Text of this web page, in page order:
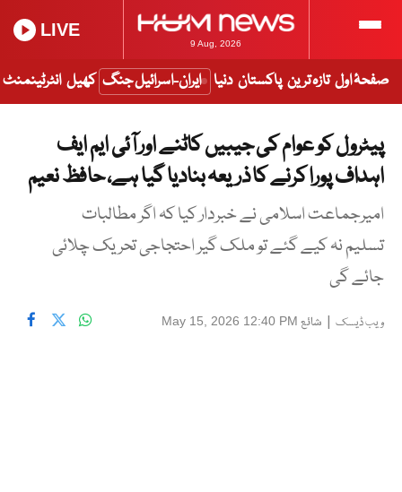
9 Aug, 2026
LIVE
صفحۂ اول تازہ ترین پاکستان دنیا ایران-اسرائیل جنگ کھیل انٹرٹینمنٹ
پیٹرول کو عوام کی جیبیں کاٹنے اور آئی ایم ایف
اہداف پورا کرنے کا ذریعہ بنادیا گیا ہے، حافظ نعیم
امیرجماعت اسلامی نے خبردار کیا کہ اگر مطالبات
تسلیم نہ کیے گئے تو ملک گیر احتجاجی تحریک چلائی
جائے گی
ویب ڈیسک | شائع May 15, 2026 12:40 PM